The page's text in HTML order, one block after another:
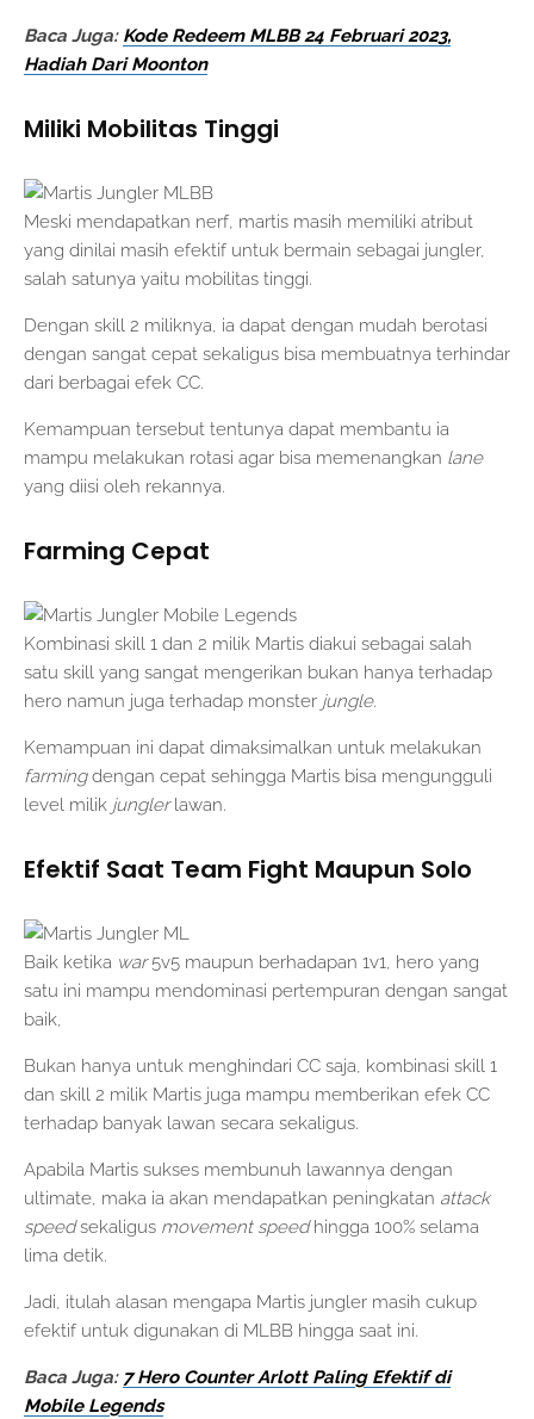
Baca Juga: Kode Redeem MLBB 24 Februari 2023,
Hadiah Dari Moonton
Miliki Mobilitas Tinggi
Meski mendapatkan nerf, martis masih memiliki atribut
yang dinilai masih efektif untuk bermain sebagai jungler,
salah satunya yaitu mobilitas tinggi.
Dengan skill 2 miliknya, ia dapat dengan mudah berotasi
dengan sangat cepat sekaligus bisa membuatnya terhindar
dari berbagai efek CC.
Kemampuan tersebut tentunya dapat membantu ia
mampu melakukan rotasi agar bisa memenangkan lane
yang diisi oleh rekannya.
Farming Cepat
Kombinasi skill 1 dan 2 milik Martis diakui sebagai salah
satu skill yang sangat mengerikan bukan hanya terhadap
hero namun juga terhadap monster jungle.
Kemampuan ini dapat dimaksimalkan untuk melakukan
farmingdengan cepat sehingga Martis bisa mengungguli
level milik junglerlawan.
Efektif Saat Team Fight Maupun Solo
Baik ketika war5v5 maupun berhadapan 1v1, hero yang
satu ini mampu mendominasi pertempuran dengan sangat
baik,
Bukan hanya untuk menghindari CC saja, kombinasi skill 1
dan skill 2 milik Martis juga mampu memberikan efek CC
terhadap banyak lawan secara sekaligus.
Apabila Martis sukses membunuh lawannya dengan
ultimate, maka ia akan mendapatkan peningkatan attack
speedsekaligus movement speedhingga 100% selama
lima detik.
Jadi, itulah alasan mengapa Martis jungler masih cukup
efektif untuk digunakan di MLBB hingga saat ini.
Baca Juga: 7 Hero Counter Arlott Paling Efektif di
Mobile Legends